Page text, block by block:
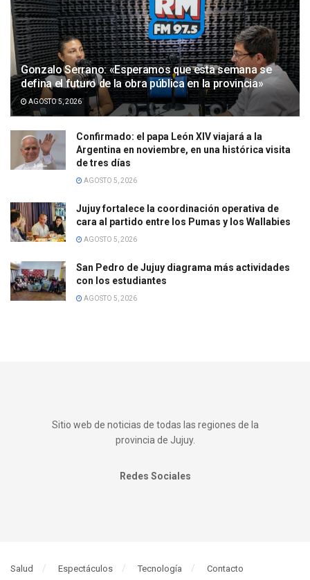
Gonzalo Serrano: «Esperamos que esta semana se
defina el futuro de la obra pública en la provincia»
AGOSTO 5, 2026
Confirmado: el papa León XIV viajará a la
Argentina en noviembre, en una histórica visita
de tres días
AGOSTO 5, 2026
Jujuy fortalece la coordinación operativa de
cara al partido entre los Pumas y los Wallabies
AGOSTO 5, 2026
San Pedro de Jujuy diagrama más actividades
con los estudiantes
AGOSTO 5, 2026
Sitio web de noticias de todas las regiones de la
provincia de Jujuy.
Redes Sociales
Salud Espectáculos Tecnología Contacto